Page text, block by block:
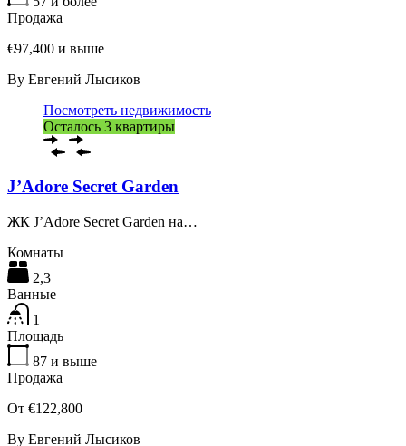
Продажа
€97,400 и выше
By Евгений Лысиков
Посмотреть недвижимость
Осталось 3 квартиры
J’Adore Secret Garden
ЖК J’Adore Secret Garden на…
Комнаты
2,3
Ванные
1
Площадь
87 и выше
Продажа
От €122,800
By Евгений Лысиков